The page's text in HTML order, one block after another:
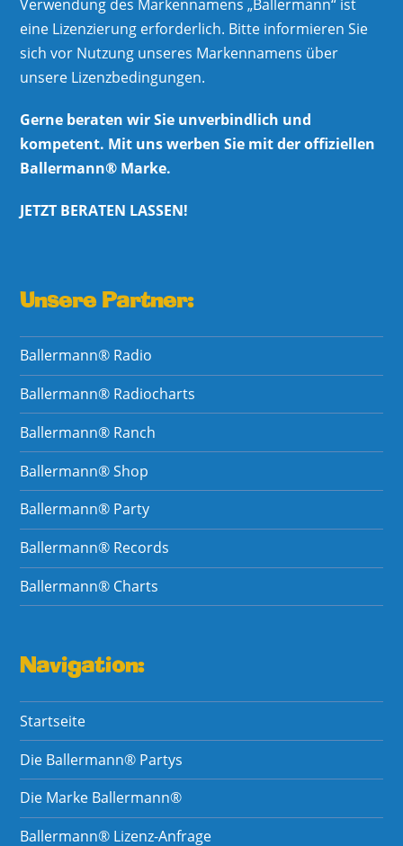
Verwendung des Markennamens „Ballermann“ ist
eine Lizenzierung erforderlich. Bitte informieren Sie
sich vor Nutzung unseres Markennamens über
unsere Lizenzbedingungen.
Gerne beraten wir Sie unverbindlich und
kompetent. Mit uns werben Sie mit der offiziellen
Ballermann® Marke.
JETZT BERATEN LASSEN!
Unsere Partner:
Ballermann® Radio
Ballermann® Radiocharts
Ballermann® Ranch
Ballermann® Shop
Ballermann® Party
Ballermann® Records
Ballermann® Charts
Navigation:
Startseite
Die Ballermann® Partys
Die Marke Ballermann®
Ballermann® Lizenz-Anfrage